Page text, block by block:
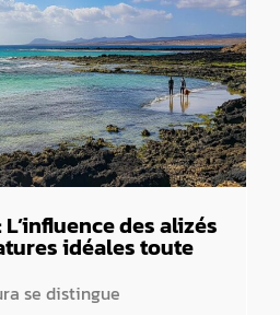
des alizés
idéales toute
se distingue